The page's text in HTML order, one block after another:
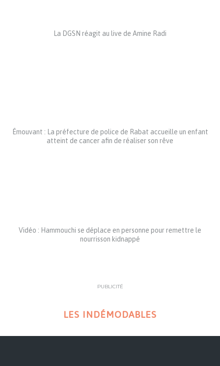
La DGSN réagit au live de Amine Radi
Émouvant : La préfecture de police de Rabat accueille un enfant
atteint de cancer afin de réaliser son rêve
Vidéo : Hammouchi se déplace en personne pour remettre le
nourrisson kidnappé
PUBLICITÉ
LES INDÉMODABLES